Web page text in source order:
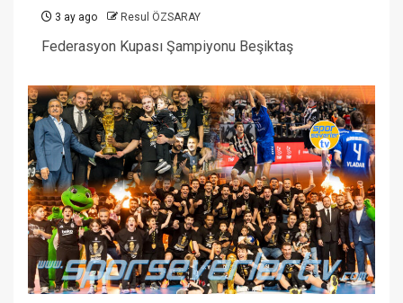
3 ay ago Resul ÖZSARAY
Federasyon Kupası Şampiyonu Beşiktaş